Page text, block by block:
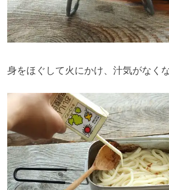
身をほぐして火にかけ、汁気がなく